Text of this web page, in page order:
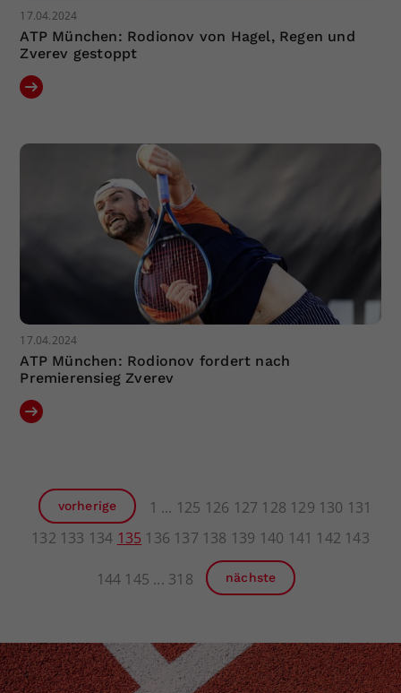
17.04.2024
ATP München: Rodionov von Hagel, Regen und
Zverev gestoppt
17.04.2024
ATP München: Rodionov fordert nach
Premierensieg Zverev
vorherige 1 125 126 127 128 129 130 131
132 133 134 135 136 137 138 139 140 141 142 143
144 145 318 nächste